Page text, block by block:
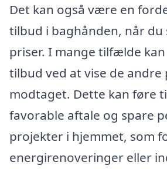
Det kan også være en
tilbud i baghånden, når du
priser. I mange tilfælde
tilbud ved at vise de andre
modtaget. Dette kan føre
favorable aftale og spare
projekter i hjemmet, som
energirenoveringer eller